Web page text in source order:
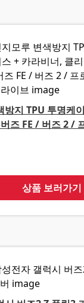
방지 TPU 투명케
즈 FE / 버즈 2 /
상품 보러가기